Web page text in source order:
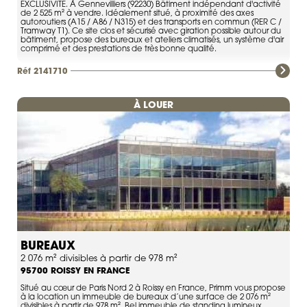
EXCLUSIVITE. À Gennevilliers (92230) Bâtiment indépendant d'activité
de 2 525 m² à vendre. Idéalement situé, à proximité des axes
autoroutiers (A15 / A86 / N315) et des transports en commun (RER C /
Tramway T1). Ce site clos et sécurisé avec giration possible autour du
bâtiment, propose des bureaux et ateliers climatisés, un système d'air
comprimé et des prestations de très bonne qualité.
Réf 2141710
À LOUER
BUREAUX
2 076 m² divisibles à partir de 978 m²
95700 ROISSY EN FRANCE
Situé au cœur de Paris Nord 2 à Roissy en France, Primm vous propose
à la location un immeuble de bureaux d’une surface de 2 076 m²